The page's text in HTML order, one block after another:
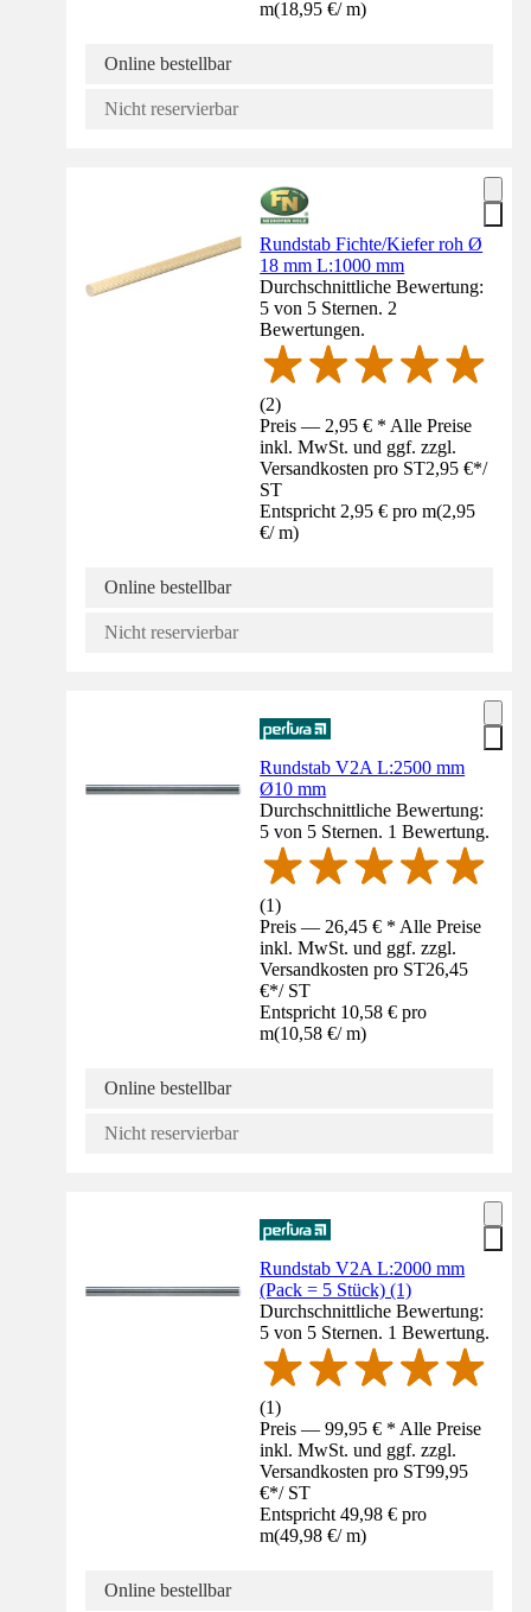
m(18,95 €/ m)
Online bestellbar
Nicht reservierbar
Rundstab Fichte/Kiefer roh Ø
18 mm L:1000 mm
Durchschnittliche Bewertung:
5 von 5 Sternen. 2
Bewertungen.
(2)
Preis — 2,95 € * Alle Preise
inkl. MwSt. und ggf. zzgl.
Versandkosten pro ST2,95 €*/
ST
Entspricht 2,95 € pro m(2,95
€/ m)
Online bestellbar
Nicht reservierbar
Rundstab V2A L:2500 mm
Ø10 mm
Durchschnittliche Bewertung:
5 von 5 Sternen. 1 Bewertung.
(1)
Preis — 26,45 € * Alle Preise
inkl. MwSt. und ggf. zzgl.
Versandkosten pro ST26,45
€*/ ST
Entspricht 10,58 € pro
m(10,58 €/ m)
Online bestellbar
Nicht reservierbar
Rundstab V2A L:2000 mm
(Pack = 5 Stück) (1)
Durchschnittliche Bewertung:
5 von 5 Sternen. 1 Bewertung.
(1)
Preis — 99,95 € * Alle Preise
inkl. MwSt. und ggf. zzgl.
Versandkosten pro ST99,95
€*/ ST
Entspricht 49,98 € pro
m(49,98 €/ m)
Online bestellbar